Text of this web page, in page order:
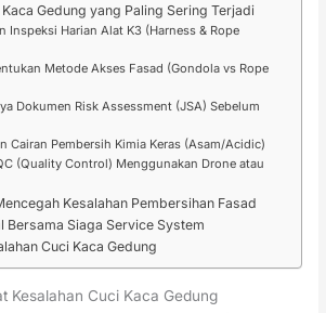
Gedung yang Paling Sering Terjadi
Inspeksi Harian Alat K3 (Harness & Rope
Metode Akses Fasad (Gondola vs Rope
Dokumen Risk Assessment (JSA) Sebelum
Cairan Pembersih Kimia Keras (Asam/Acidic)
(Quality Control) Menggunakan Drone atau
Kesalahan Pembersihan Fasad
Bersama Siaga Service System
Cuci Kaca Gedung
Kesalahan Cuci Kaca Gedung